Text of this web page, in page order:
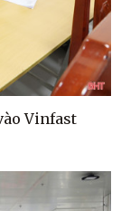
Vinfast